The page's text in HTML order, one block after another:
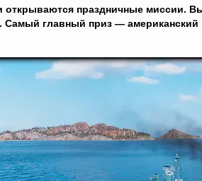
открываются праздничные миссии.
Самый главный приз — американский